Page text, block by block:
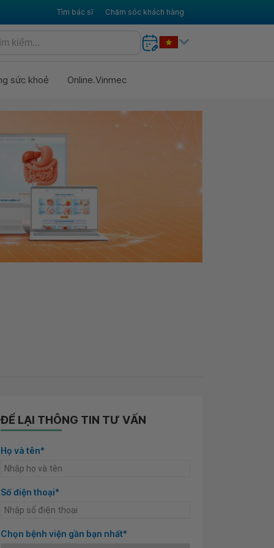
Tìm bác sĩ Chăm sóc khách hàng
sức khoẻ Online.Vinmec
ĐỂ LẠI THÔNG TIN TƯ VẤN
Họ và tên*
Số điện thoại*
Chọn bệnh viện gần bạn nhất*